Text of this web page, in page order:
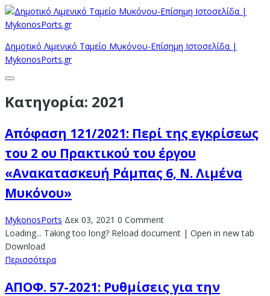
Δημοτικό Λιμενικό Ταμείο Μυκόνου-Επίσημη Ιστοσελίδα |
MykonosPorts.gr
Κατηγορία: 2021
Απόφαση 121/2021: Περί της εγκρίσεως
του 2 ου Πρακτικού του έργου
«Ανακατασκευή Ράμπας 6, Ν. Λιμένα
Μυκόνου»
MykonosPorts Δεκ 03, 2021 0 Comment
Loading... Taking too long? Reload document | Open in new tab
Download
Περισσότερα
ΑΠΟΦ. 57-2021: Ρυθμίσεις για την